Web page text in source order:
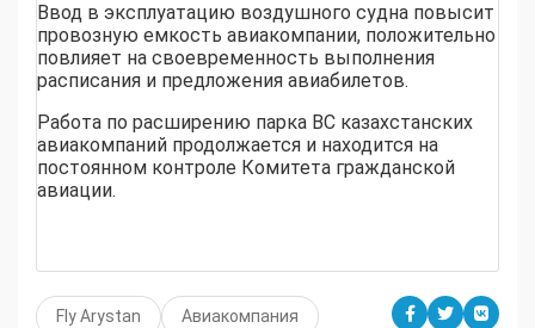
Ввод в эксплуатацию воздушного судна повысит
провозную емкость авиакомпании, положительно
повлияет на своевременность выполнения
расписания и предложения авиабилетов.
Работа по расширению парка ВС казахстанских
авиакомпаний продолжается и находится на
постоянном контроле Комитета гражданской
авиации.
Fly Arystan Авиакомпания